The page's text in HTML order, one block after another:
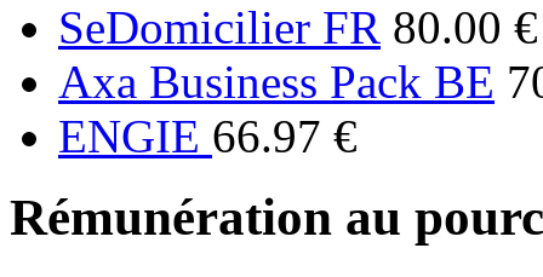
SeDomicilier FR 80.00 €
Axa Business Pack BE
ENGIE 66.97 €
Rémunération au